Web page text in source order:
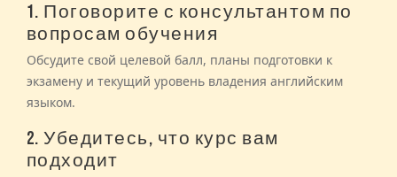
1. Поговорите с консультантом по
вопросам обучения
Обсудите свой целевой балл, планы подготовки к
экзамену и текущий уровень владения английским
языком.
2. Убедитесь, что курс вам
подходит